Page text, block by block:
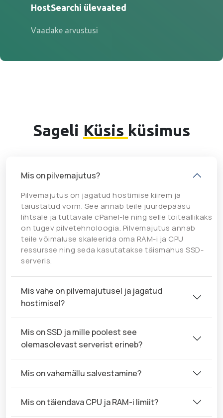
HostSearchi ülevaated
Vaadake arvustusi
Sageli Küsis küsimus
Mis on pilvemajutus?
Pilvemajutus on jagatud hostimise kiirem ja
täiustatud vorm. See annab teile juurdepääsu
lihtsale ja tuttavale cPanel-le ning selle toiteallikaks
on tugev pilvetehnoloogia. Pilvemajutus annab
teile võimaluse skaleerida oma RAM-i ja CPU
ressursse ning seda kasutatakse täismahus SSD-
serveris.
Mis vahe on pilvemajutusel ja jagatud
hostimisel?
Mis on SSD ja mille poolest see
olemasolevast serverist erineb?
Mis on vahemällu salvestamine?
Mis on täiendava CPU ja RAM-i limiit?